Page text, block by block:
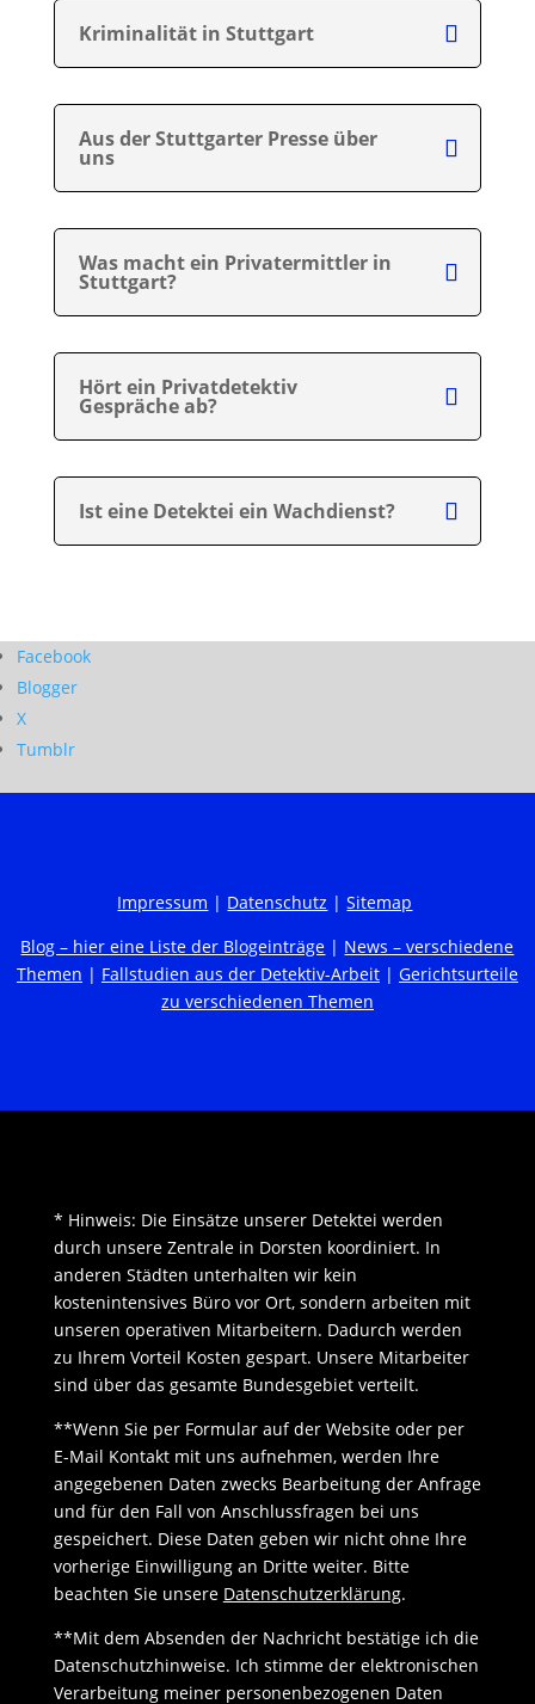
Kriminalität in Stuttgart
Aus der Stuttgarter Presse über
uns
Was macht ein Privatermittler in
Stuttgart?
Hört ein Privatdetektiv
Gespräche ab?
Ist eine Detektei ein Wachdienst?
Facebook
Blogger
X
Tumblr
Impressum | Datenschutz |Sitemap
Blog – hier eine Liste der Blogeinträge | News – verschiedene
Themen | Fallstudien aus der Detektiv-Arbeit| Gerichtsurteile
zu verschiedenen Themen
* Hinweis: Die Einsätze unserer Detektei werden
durch unsere Zentrale in Dorsten koordiniert. In
anderen Städten unterhalten wir kein
kostenintensives Büro vor Ort, sondern arbeiten mit
unseren operativen Mitarbeitern. Dadurch werden
zu Ihrem Vorteil Kosten gespart. Unsere Mitarbeiter
sind über das gesamte Bundesgebiet verteilt.
**Wenn Sie per Formular auf der Website oder per
E-Mail Kontakt mit uns aufnehmen, werden Ihre
angegebenen Daten zwecks Bearbeitung der Anfrage
und für den Fall von Anschlussfragen bei uns
gespeichert. Diese Daten geben wir nicht ohne Ihre
vorherige Einwilligung an Dritte weiter. Bitte
beachten Sie unsere Datenschutzerklärung.
**Mit dem Absenden der Nachricht bestätige ich die
Datenschutzhinweise. Ich stimme der elektronischen
Verarbeitung meiner personenbezogenen Daten